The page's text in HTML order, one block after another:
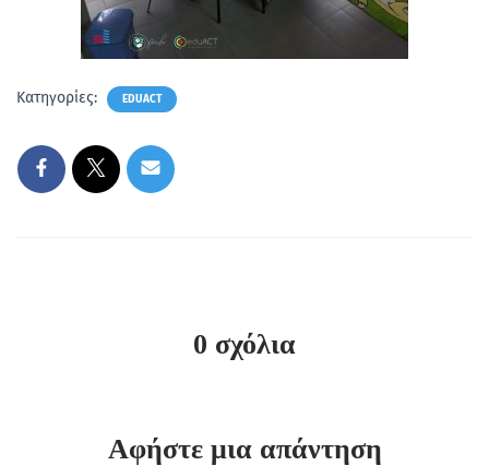
Κατηγορίες: EDUACT
0 σχόλια
Αφήστε μια απάντηση